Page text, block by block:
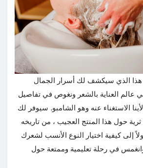
الذي سيكشف لك أسرار الجمال
عالم العناية بالشعر ونغوص في تفاصيل
الاستغناء عنه وهو الشامبو. سيوفر لك
حول هذا المنتج العجيب ، من تاريخه
إلى كيفية اختيار النوع الأنسب لشعرك
في رحلة تعليمية وممتعة حول